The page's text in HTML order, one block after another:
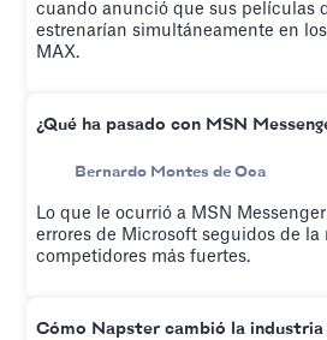
cuando anunció que sus películas
estrenarían simultáneamente en
MAX.
¿Qué ha pasado con MSN
Bernardo Montes de Oca
Lo que le ocurrió a MSN
errores de Microsoft seguidos de la
competidores más fuertes.
Cómo Napster cambió la industria